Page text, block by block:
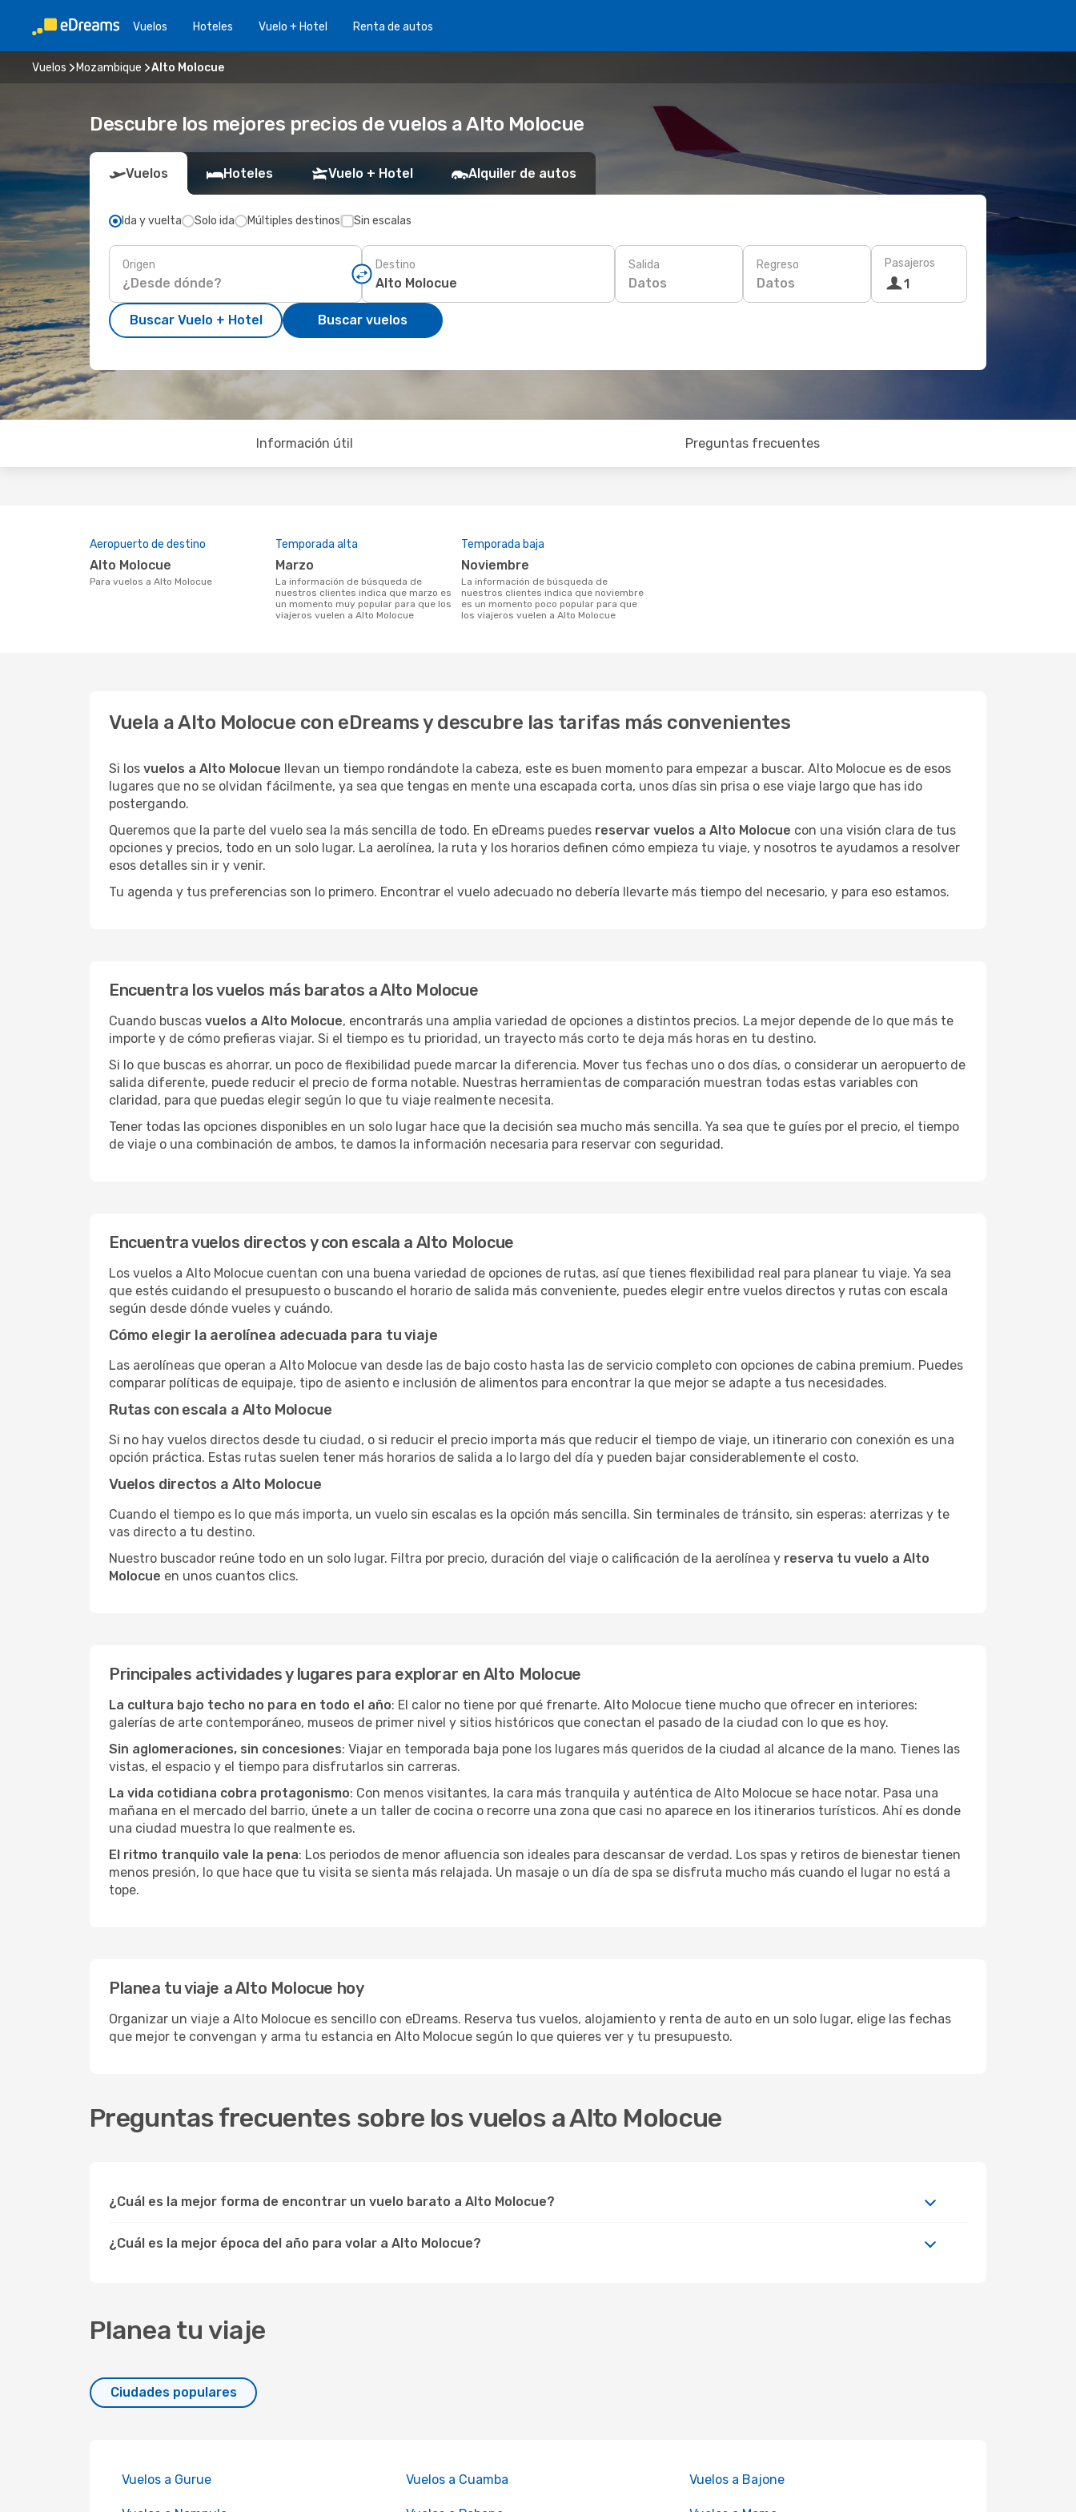
Vuelos Hoteles Vuelo + Hotel Renta de autos
Vuelos Mozambique Alto Molocue
Descubre los mejores precios de vuelos a Alto Molocue
Vuelos Hoteles Vuelo + Hotel Alquiler de autos
Ida y vuelta Solo ida Múltiples destinos Sin escalas
Origen Destino Salida
Datos
Regreso
Datos
Pasajeros
1
Buscar Vuelo + Hotel Buscar vuelos
Información útil Preguntas frecuentes
Aeropuerto de destino
Alto Molocue
Para vuelos a Alto Molocue
Temporada alta
marzo
La información de búsqueda de
nuestros clientes indica que marzo es
un momento muy popular para que los
viajeros vuelen a Alto Molocue
Temporada baja
noviembre
La información de búsqueda de
nuestros clientes indica que noviembre
es un momento poco popular para que
los viajeros vuelen a Alto Molocue
Vuela a Alto Molocue con eDreams y descubre las tarifas más convenientes
Si los vuelos a Alto Molocue llevan un tiempo rondándote la cabeza, este es buen momento para empezar a buscar. Alto Molocue es de esos
lugares que no se olvidan fácilmente, ya sea que tengas en mente una escapada corta, unos días sin prisa o ese viaje largo que has ido
postergando.
Queremos que la parte del vuelo sea la más sencilla de todo. En eDreams puedes reservar vuelos a Alto Molocue con una visión clara de tus
opciones y precios, todo en un solo lugar. La aerolínea, la ruta y los horarios definen cómo empieza tu viaje, y nosotros te ayudamos a resolver
esos detalles sin ir y venir.
Tu agenda y tus preferencias son lo primero. Encontrar el vuelo adecuado no debería llevarte más tiempo del necesario, y para eso estamos.
Encuentra los vuelos más baratos a Alto Molocue
Cuando buscas vuelos a Alto Molocue, encontrarás una amplia variedad de opciones a distintos precios. La mejor depende de lo que más te
importe y de cómo prefieras viajar. Si el tiempo es tu prioridad, un trayecto más corto te deja más horas en tu destino.
Si lo que buscas es ahorrar, un poco de flexibilidad puede marcar la diferencia. Mover tus fechas uno o dos días, o considerar un aeropuerto de
salida diferente, puede reducir el precio de forma notable. Nuestras herramientas de comparación muestran todas estas variables con
claridad, para que puedas elegir según lo que tu viaje realmente necesita.
Tener todas las opciones disponibles en un solo lugar hace que la decisión sea mucho más sencilla. Ya sea que te guíes por el precio, el tiempo
de viaje o una combinación de ambos, te damos la información necesaria para reservar con seguridad.
Encuentra vuelos directos y con escala a Alto Molocue
Los vuelos a Alto Molocue cuentan con una buena variedad de opciones de rutas, así que tienes flexibilidad real para planear tu viaje. Ya sea
que estés cuidando el presupuesto o buscando el horario de salida más conveniente, puedes elegir entre vuelos directos y rutas con escala
según desde dónde vueles y cuándo.
Cómo elegir la aerolínea adecuada para tu viaje
Las aerolíneas que operan a Alto Molocue van desde las de bajo costo hasta las de servicio completo con opciones de cabina premium. Puedes
comparar políticas de equipaje, tipo de asiento e inclusión de alimentos para encontrar la que mejor se adapte a tus necesidades.
Rutas con escala a Alto Molocue
Si no hay vuelos directos desde tu ciudad, o si reducir el precio importa más que reducir el tiempo de viaje, un itinerario con conexión es una
opción práctica. Estas rutas suelen tener más horarios de salida a lo largo del día y pueden bajar considerablemente el costo.
Vuelos directos a Alto Molocue
Cuando el tiempo es lo que más importa, un vuelo sin escalas es la opción más sencilla. Sin terminales de tránsito, sin esperas: aterrizas y te
vas directo a tu destino.
Nuestro buscador reúne todo en un solo lugar. Filtra por precio, duración del viaje o calificación de la aerolínea y reserva tu vuelo a Alto
Molocue en unos cuantos clics.
Principales actividades y lugares para explorar en Alto Molocue
La cultura bajo techo no para en todo el año: El calor no tiene por qué frenarte. Alto Molocue tiene mucho que ofrecer en interiores:
galerías de arte contemporáneo, museos de primer nivel y sitios históricos que conectan el pasado de la ciudad con lo que es hoy.
Sin aglomeraciones, sin concesiones: Viajar en temporada baja pone los lugares más queridos de la ciudad al alcance de la mano. Tienes las
vistas, el espacio y el tiempo para disfrutarlos sin carreras.
La vida cotidiana cobra protagonismo: Con menos visitantes, la cara más tranquila y auténtica de Alto Molocue se hace notar. Pasa una
mañana en el mercado del barrio, únete a un taller de cocina o recorre una zona que casi no aparece en los itinerarios turísticos. Ahí es donde
una ciudad muestra lo que realmente es.
El ritmo tranquilo vale la pena: Los periodos de menor afluencia son ideales para descansar de verdad. Los spas y retiros de bienestar tienen
menos presión, lo que hace que tu visita se sienta más relajada. Un masaje o un día de spa se disfruta mucho más cuando el lugar no está a
tope.
Planea tu viaje a Alto Molocue hoy
Organizar un viaje a Alto Molocue es sencillo con eDreams. Reserva tus vuelos, alojamiento y renta de auto en un solo lugar, elige las fechas
que mejor te convengan y arma tu estancia en Alto Molocue según lo que quieres ver y tu presupuesto.
Preguntas frecuentes sobre los vuelos a Alto Molocue
¿Cuál es la mejor forma de encontrar un vuelo barato a Alto Molocue?
¿Cuál es la mejor época del año para volar a Alto Molocue?
Planea tu viaje
Ciudades populares
Vuelos a Gurue Vuelos a Cuamba Vuelos a Bajone